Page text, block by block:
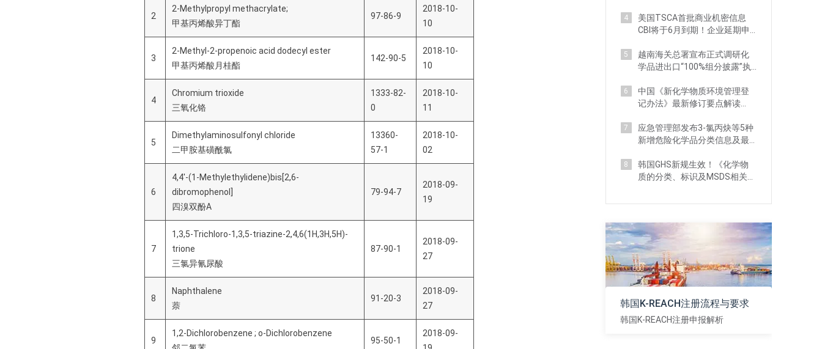
2
2-Methylpropyl methacrylate;
甲基丙烯酸异丁酯
97-86-9
2018-10-
10
3
2-Methyl-2-propenoic acid dodecyl ester
甲基丙烯酸月桂酯
142-90-5
2018-10-
10
4
Chromium trioxide
三氧化铬
1333-82-
0
2018-10-
11
5
Dimethylaminosulfonyl chloride
二甲胺基磺酰氯
13360-
57-1
2018-10-
02
6
4,4'-(1-Methylethylidene)bis[2,6-
dibromophenol]
四溴双酚A
79-94-7
2018-09-
19
7
1,3,5-Trichloro-1,3,5-triazine-2,4,6(1H,3H,5H)-
trione
三氯异氰尿酸
87-90-1
2018-09-
27
8
Naphthalene
萘
91-20-3
2018-09-
27
9
1,2-Dichlorobenzene ; o-Dichlorobenzene
95-50-1
2018-09-
4
美国TSCA首批商业机密信息
CBI将于6月到期！企业延期申
5
越南海关总署宣布正式调研化
学品进出口“100%组分披露”执
6
中国《新化学物质环境管理登
记办法》最新修订要点解读
7
应急管理部发布3-氯丙炔等5种
新增危险化学品分类信息及最
8
韩国GHS新规生效！《化学物
质的分类、标识及MSDS相关标
韩国K-REACH注册流程与要求
韩国K-REACH注册申报解析